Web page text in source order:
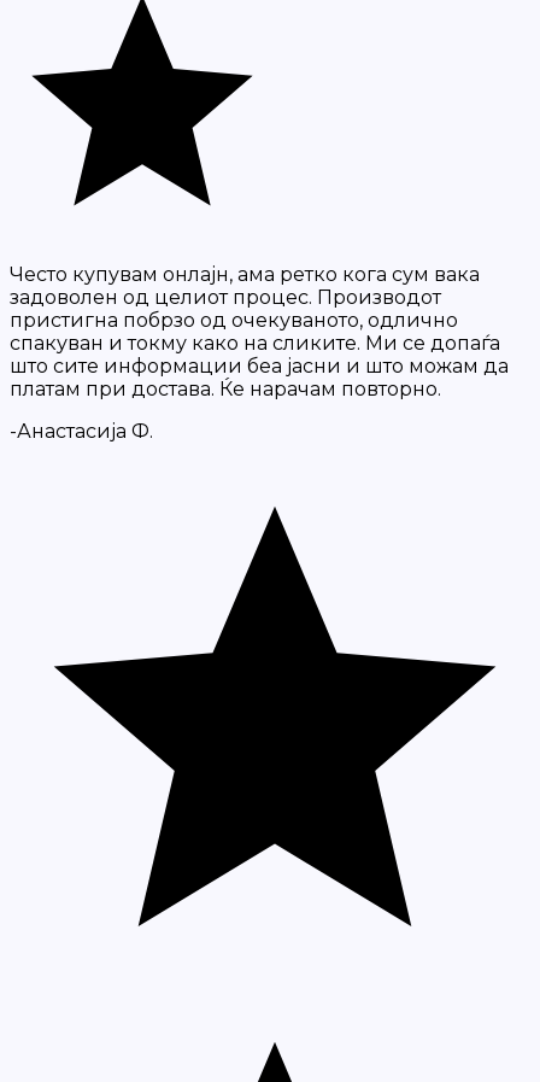
Често купувам онлајн, ама ретко кога сум вака
задоволен од целиот процес. Производот
пристигна побрзо од очекуваното, одлично
спакуван и токму како на сликите. Ми се допаѓа
што сите информации беа јасни и што можам да
платам при достава. Ќе нарачам повторно.
-Анастасија Ф.